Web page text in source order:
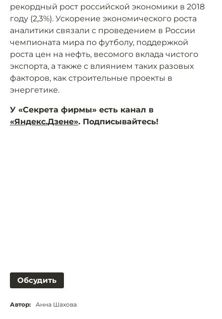
рекордный рост российской экономики в 2018
году (2,3%). Ускорение экономического роста
аналитики связали с проведением в России
чемпионата мира по футболу, поддержкой
роста цен на нефть, весомого вклада чистого
экспорта, а также с влиянием таких разовых
факторов, как строительные проекты в
энергетике.
У «Секрета фирмы» есть канал в
«Яндекс.Дзене». Подписывайтесь!
Обсудить
Автор: Анна Шахова